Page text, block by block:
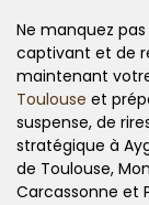
Ne manquez
captivant et de
maintenant
Toulouse et
suspense, de
stratégique à
de Toulouse,
Carcassonne et